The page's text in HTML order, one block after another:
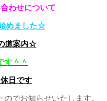
わせについて
めました☆
道案内☆
す＾＾
日です
でお知らせいたします。